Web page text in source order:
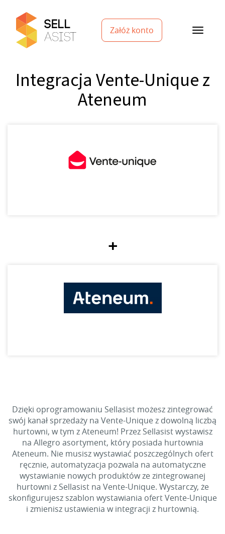
Załóż konto
Integracja Vente-Unique z
Ateneum
+
Dzięki oprogramowaniu Sellasist możesz zintegrować
swój kanał sprzedaży na Vente-Unique z dowolną liczbą
hurtowni, w tym z Ateneum! Przez Sellasist wystawisz
na Allegro asortyment, który posiada hurtownia
Ateneum. Nie musisz wystawiać poszczególnych ofert
ręcznie, automatyzacja pozwala na automatyczne
wystawianie nowych produktów ze zintegrowanej
hurtowni z Sellasist na Vente-Unique. Wystarczy, że
skonfigurujesz szablon wystawiania ofert Vente-Unique
i zmienisz ustawienia w integracji z hurtownią.